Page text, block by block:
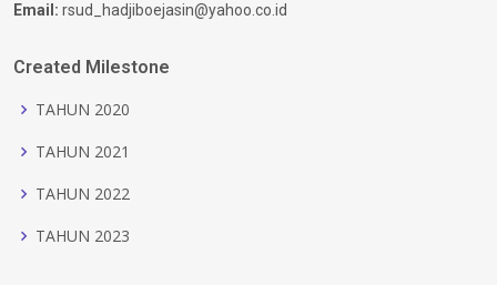
Email: rsud_hadjiboejasin@yahoo.co.id
Created Milestone
TAHUN 2020
TAHUN 2021
TAHUN 2022
TAHUN 2023